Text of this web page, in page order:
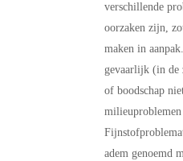
verschillende
oorzaken zijn,
maken in
gevaarlijk (in de
of boodschap
adem genoemd